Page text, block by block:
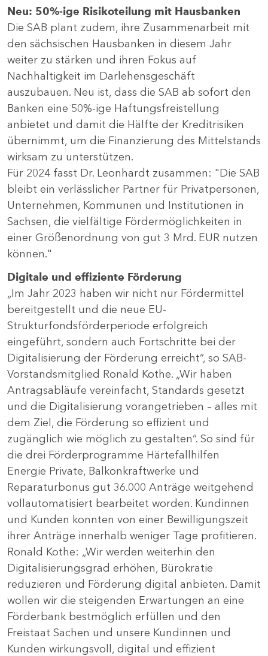
Neu: 50%-ige Risikoteilung mit Hausbanken
Die SAB plant zudem, ihre Zusammenarbeit mit
den sächsischen Hausbanken in diesem Jahr
weiter zu stärken und ihren Fokus auf
Nachhaltigkeit im Darlehensgeschäft
auszubauen. Neu ist, dass die SAB ab sofort den
Banken eine 50%-ige Haftungsfreistellung
anbietet und damit die Hälfte der Kreditrisiken
übernimmt, um die Finanzierung des Mittelstands
wirksam zu unterstützen.
Für 2024 fasst Dr. Leonhardt zusammen: "Die SAB
bleibt ein verlässlicher Partner für Privatpersonen,
Unternehmen, Kommunen und Institutionen in
Sachsen, die vielfältige Fördermöglichkeiten in
einer Größenordnung von gut 3 Mrd. EUR nutzen
können."
Digitale und effiziente Förderung
„Im Jahr 2023 haben wir nicht nur Fördermittel
bereitgestellt und die neue EU-
Strukturfondsförderperiode erfolgreich
eingeführt, sondern auch Fortschritte bei der
Digitalisierung der Förderung erreicht“, so SAB-
Vorstandsmitglied Ronald Kothe. „Wir haben
Antragsabläufe vereinfacht, Standards gesetzt
und die Digitalisierung vorangetrieben – alles mit
dem Ziel, die Förderung so effizient und
zugänglich wie möglich zu gestalten“. So sind für
die drei Förderprogramme Härtefallhilfen
Energie Private, Balkonkraftwerke und
Reparaturbonus gut 36.000 Anträge weitgehend
vollautomatisiert bearbeitet worden. Kundinnen
und Kunden konnten von einer Bewilligungszeit
ihrer Anträge innerhalb weniger Tage profitieren.
Ronald Kothe: „Wir werden weiterhin den
Digitalisierungsgrad erhöhen, Bürokratie
reduzieren und Förderung digital anbieten. Damit
wollen wir die steigenden Erwartungen an eine
Förderbank bestmöglich erfüllen und den
Freistaat Sachen und unsere Kundinnen und
Kunden wirkungsvoll, digital und effizient